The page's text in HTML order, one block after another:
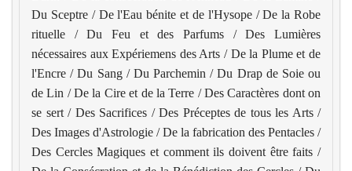
Du Sceptre / De l'Eau bénite et de l'Hysope / De la Robe
rituelle / Du Feu et des Parfums / Des Lumières
nécessaires aux Expériemens des Arts / De la Plume et de
l'Encre / Du Sang / Du Parchemin / Du Drap de Soie ou
de Lin / De la Cire et de la Terre / Des Caractères dont on
se sert / Des Sacrifices / Des Préceptes de tous les Arts /
Des Images d'Astrologie / De la fabrication des Pentacles /
Des Cercles Magiques et comment ils doivent être faits /